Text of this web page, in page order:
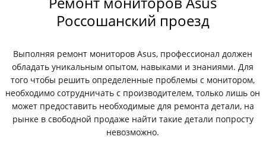
Россошанский проезд
Выполняя ремонт мониторов Asus, профессионал должен
обладать уникальным опытом, навыками и знаниями. Для
того чтобы решить определенные проблемы с монитором,
необходимо сотрудничать с производителем, только лишь он
может предоставить необходимые для ремонта детали, на
рынке в свободной продаже найти такие детали попросту
невозможно.